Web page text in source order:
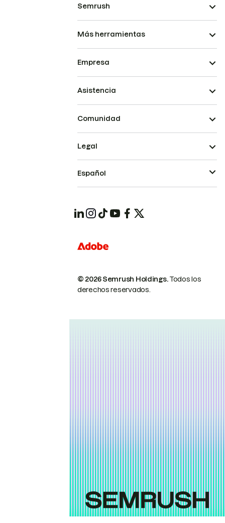
Semrush
Más herramientas
Empresa
Asistencia
Comunidad
© 2026 Semrush Holdings.Todos los
derechos reservados.
Legal
Español